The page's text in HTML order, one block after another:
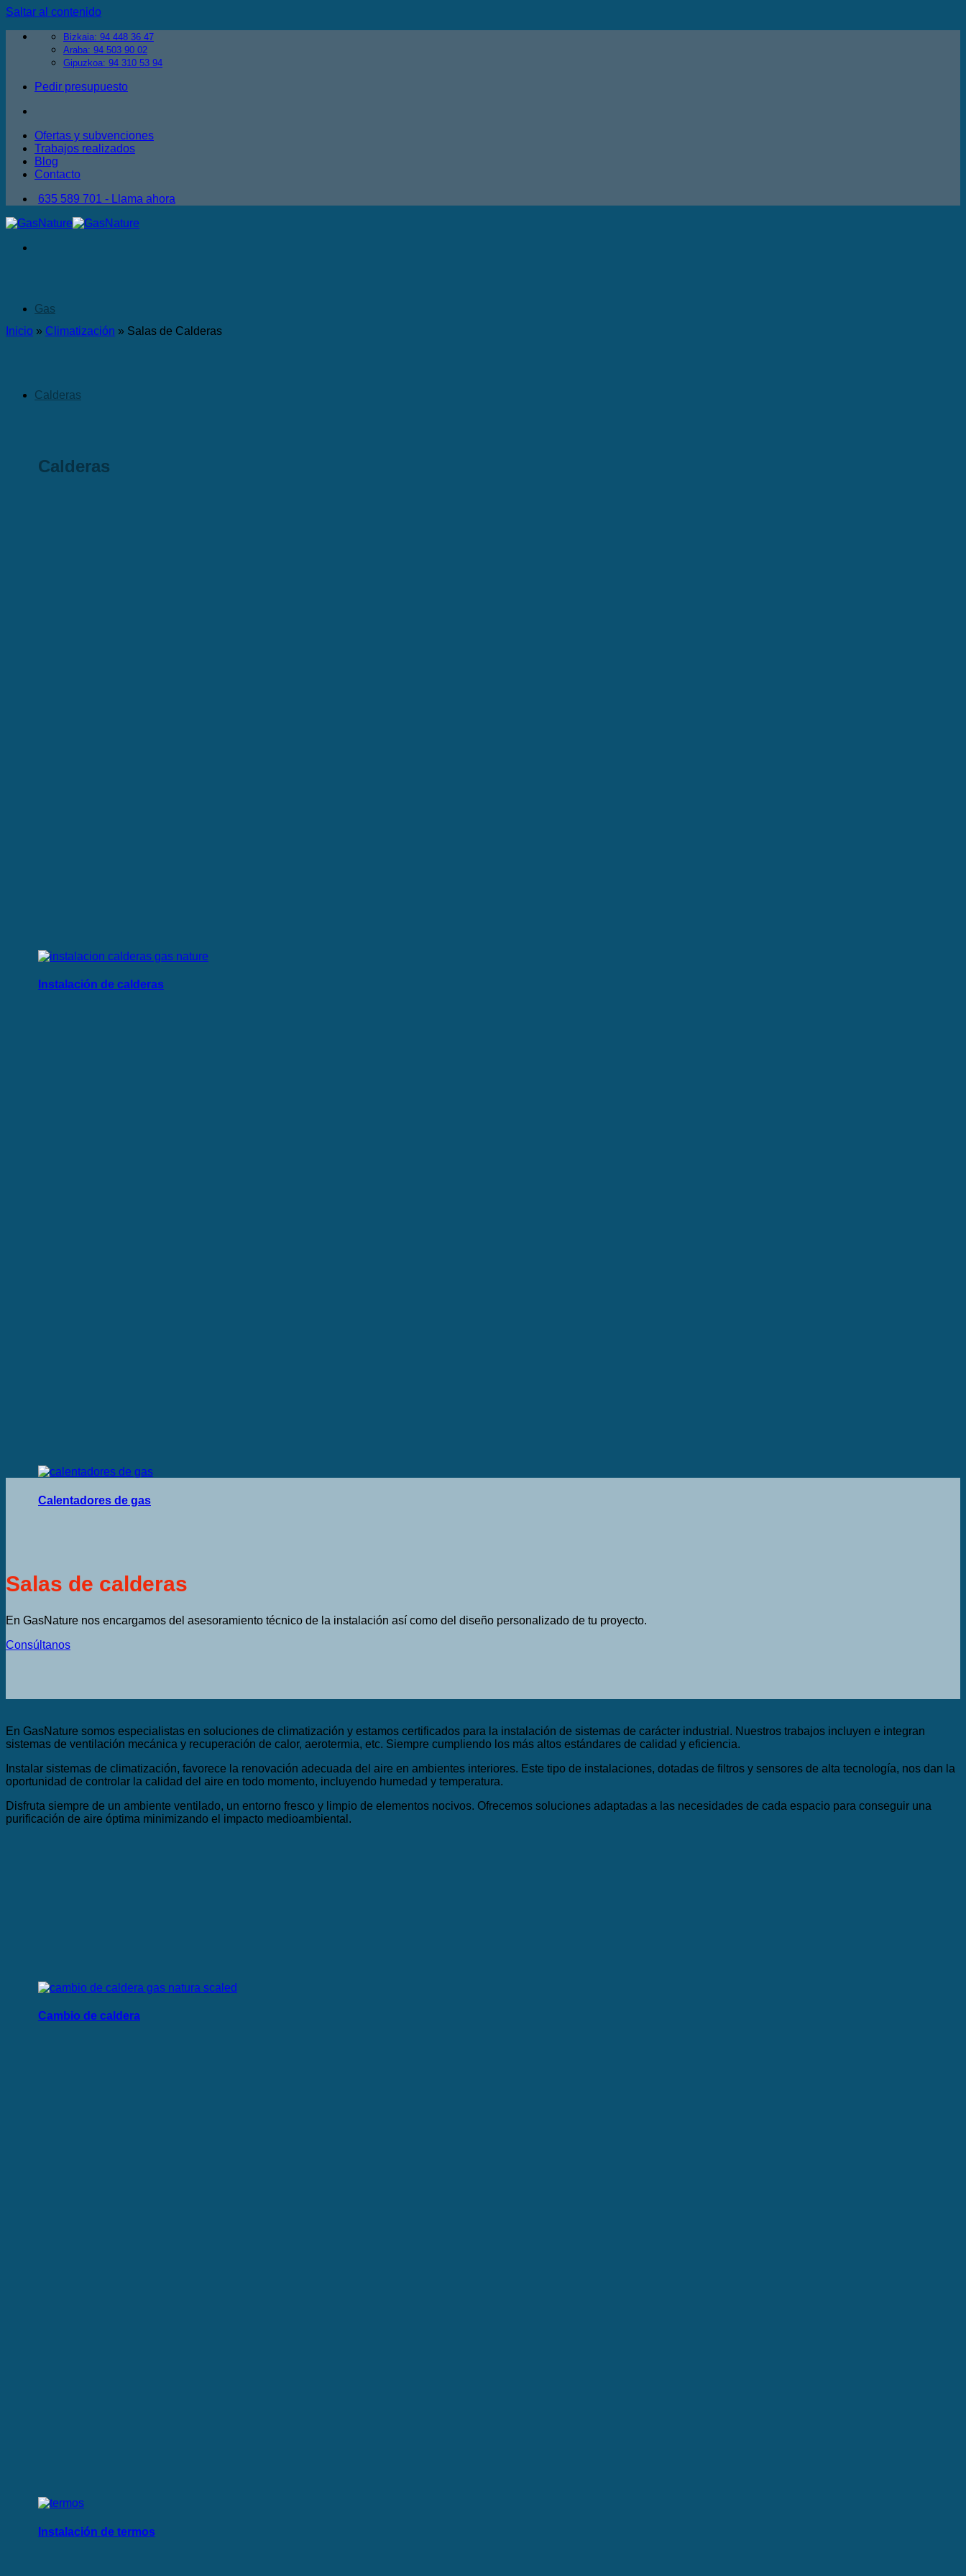
Saltar al contenido
Bizkaia: 94 448 36 47
Araba: 94 503 90 02
Gipuzkoa: 94 310 53 94
Pedir presupuesto
Ofertas y subvenciones
Trabajos realizados
Blog
Contacto
635 589 701 - Llama ahora
Gas
Calderas
Calderas
Instalación de calderas
Calentadores de gas
Cambio de caldera
Instalación de termos
Inicio » Climatización » Salas de Calderas
Salas de calderas
En GasNature nos encargamos del asesoramiento técnico de la instalación así como del diseño personalizado de tu proyecto.
Consúltanos
En GasNature somos especialistas en soluciones de climatización y estamos certificados para la instalación de sistemas de carácter industrial. Nuestros trabajos incluyen e integran
sistemas de ventilación mecánica y recuperación de calor, aerotermia, etc. Siempre cumpliendo los más altos estándares de calidad y eficiencia.
Instalar sistemas de climatización, favorece la renovación adecuada del aire en ambientes interiores. Este tipo de instalaciones, dotadas de filtros y sensores de alta tecnología, nos dan la
oportunidad de controlar la calidad del aire en todo momento, incluyendo humedad y temperatura.
Disfruta siempre de un ambiente ventilado, un entorno fresco y limpio de elementos nocivos. Ofrecemos soluciones adaptadas a las necesidades de cada espacio para conseguir una
purificación de aire óptima minimizando el impacto medioambiental.